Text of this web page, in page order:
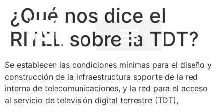
¿Qué nos dice el
RITEL sobre la TDT?
Se establecen las condiciones mínimas para el diseño y
construcción de la infraestructura soporte de la red
interna de telecomunicaciones, y la red para el acceso
al servicio de televisión digital terrestre (TDT),